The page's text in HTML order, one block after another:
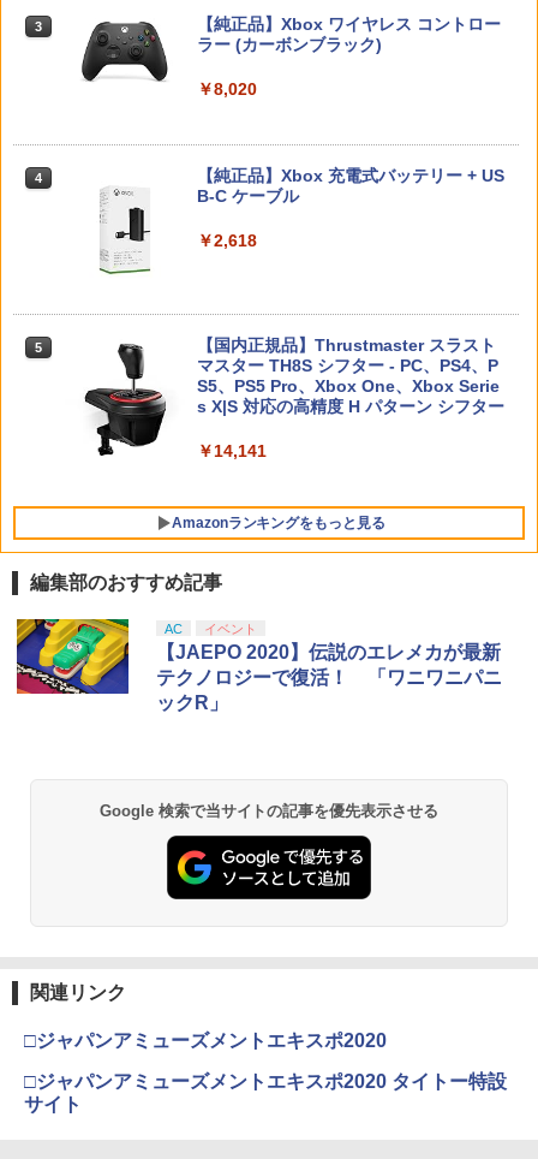
P-AB73A
4
コーエーテクモゲームス 【封入特典付】
【Switch2】進撃の巨人3 通常版 [POT-P
ウジョウ]
スーパーボンバーマン コレクション Nin
tendo Switch 2 Edition 日本限定版
かけだし騎士の応援パック・かけだし騎
士のスタートダッシュパック)
￥6,526
4
【特典】MARVEL Tōkon: Fighting So
uls(【早期購入封入特典】ロビーのアイ
5
【特典】トゥームレイダー：レガシー・
オブ・アトランティス(【早期購入同梱特
典】コスチューム「ララ・クロフト・サ
バイバー(仮)」（ゲーム内コンテンツ）)
￥7,012
リ炎陽譚 限定版 予約特典(ドラマCD) 付
- PSVita
￥1,387
4
【中古】ファイアーエムブレムif 白夜王
国
￥2,820
5
マラソン開催中 【 山崎実業 蓋付き重ね
られるゲーム機器収納ケース スマート
】 smart 小型ゲーム機収納 ボックス Sw
itch スイッチ Lite 充電ドック ケーブル
コントローラー 周辺機器 蓋付き 一括収
白 黒 10312 10313 YAMAZAKI
￥3,190
3
新劇場版銀魂 -吉原大炎上ー (完全生産限
定版)【Blu-ray】 [ 杉田智和 ]
￥7,722
外科医エリーゼ 4【Blu-ray】 [ yuin ]
￥7,920
外科医エリーゼ 3【Blu-ray】 [ yuin ]
￥7,920
Nintendo Switch 2(日本語・国内専用)
ンラインコード版
ニンテンドープリペイド番号 5000円|オ
ンラインコード版
J) PlayStation 5
トローラー ミッドナイト ブラック(CFI-
ZCT2J01)
【純正品】DualSense ワイヤレスコン
トローラー(CFI-ZCT2J)
￥10,737
3
【純正品】Xbox ワイヤレス コントロー
ラー (カーボンブラック)
￥8,020
4
【純正品】Xbox 充電式バッテリー + US
B-C ケーブル
￥2,618
5
【国内正規品】Thrustmaster スラスト
マスター TH8S シフター - PC、PS4、P
S5、PS5 Pro、Xbox One、Xbox Serie
s X|S 対応の高精度 H パターン シフター
￥14,141
Amazonランキングをもっと見る
1
劇場版「鬼滅の刃」無限城編 第一章 猗
窩座再来 通常版 [Blu-ray]
￥3,982
劇場版「鬼滅の刃」無限城編 第一章 猗
窩座再来 通常版 [DVD]
￥3,523
(オリジナル特典:オリジナル巾着＋メー
カー特典:【坤と離】二振りの剣、十翼よ
り来たる！スタジオ描き下ろしイラスト
ボード付) [Blu-ray]
編集部のおすすめ記事
AC イベント
【JAEPO 2020】伝説のエレメカが最新
テクノロジーで復活！ 「ワニワニパニ
ックR」
Google 検索で当サイトの記事を優先表示させる
関連リンク
□ジャパンアミューズメントエキスポ2020
□ジャパンアミューズメントエキスポ2020 タイトー特設
サイト